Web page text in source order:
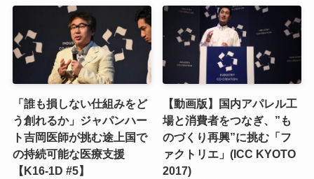
「誰も損しない仕組みをど
う創れるか」ジャパンハー
ト吉岡医師が挑む途上国で
の持続可能な医療支援
【K16-1D #5】
【動画版】国内アパレル工
場と消費者をつなぎ、”も
のづくり再興”に挑む「フ
ァクトリエ」(ICC KYOTO
2017)